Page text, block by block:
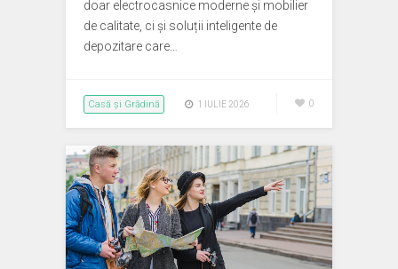
doar electrocasnice moderne și mobilier
de calitate, ci și soluții inteligente de
depozitare care…
Casă și Grădină 1 IULIE 2026 0